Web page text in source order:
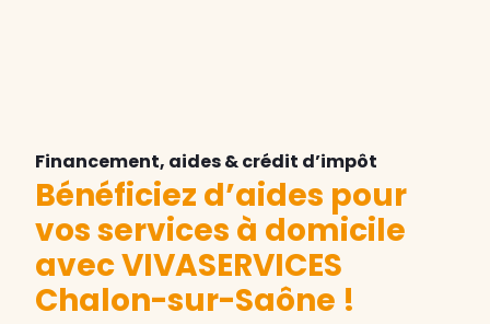
Financement, aides & crédit d’impôt
Bénéficiez d’aides pour
vos services à domicile
avec VIVASERVICES
Chalon-sur-Saône !